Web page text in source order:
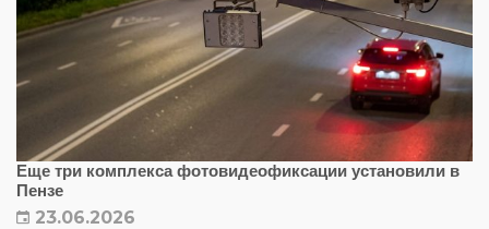
Еще три комплекса фотовидеофиксации установили в
Пензе
23.06.2026